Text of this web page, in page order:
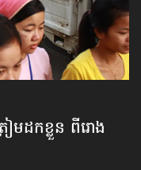
ដកខ្លួន ពីរោង